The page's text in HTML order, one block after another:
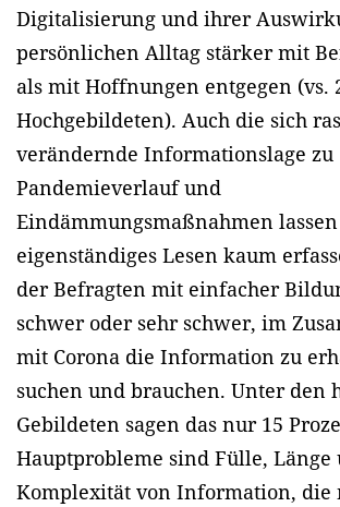
Digitalisierung und ihrer
persönlichen Alltag stärker mit
als mit Hoffnungen entgegen (vs.
Hochgebildeten). Auch die sich
verändernde Informationslage zu
Pandemieverlauf und
Eindämmungsmaßnahmen
eigenständiges Lesen kaum
der Befragten mit einfacher
schwer oder sehr schwer, im
mit Corona die Information zu
suchen und brauchen. Unter den
Gebildeten sagen das nur 15
Hauptprobleme sind Fülle, Länge
Komplexität von Information, die